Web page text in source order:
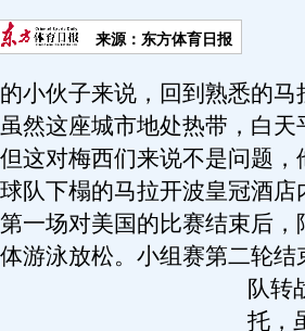
来源：东方体育日报
伙子来说，回到熟悉的马
然这座城市地处热带，白天
这对梅西们来说不是问题，
队下榻的马拉开波皇冠酒店
一场对美国的比赛结束后，
游泳放松。 小组赛第二轮结
队转
托，